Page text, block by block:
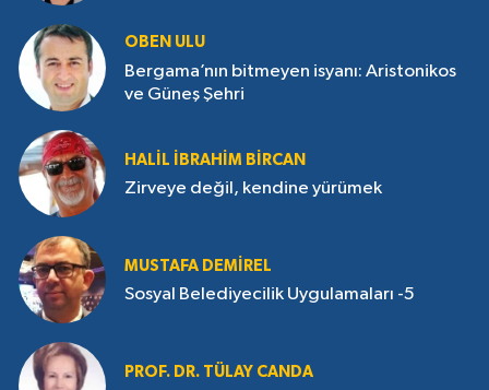
OBEN ULU
Bergama’nın bitmeyen isyanı: Aristonikos
ve Güneş Şehri
HALIL İBRAHIM BIRCAN
Zirveye değil, kendine yürümek
MUSTAFA DEMIREL
Sosyal Belediyecilik Uygulamaları -5
PROF. DR. TÜLAY CANDA